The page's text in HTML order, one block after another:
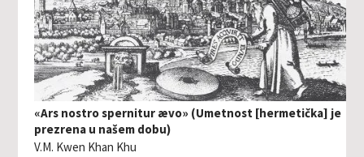
«Ars nostro spernitur ævo» (Umetnost [hermetička] je
prezrena u našem dobu)
V.M. Kwen Khan Khu